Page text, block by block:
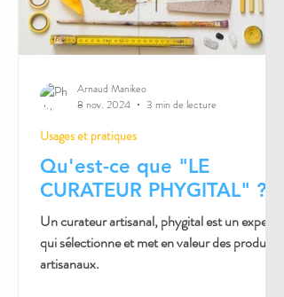
Qu'est-ce que "LE
CURATEUR PHYGITAL" ?
Un curateur artisanal, phygital est un expert
qui sélectionne et met en valeur des produits
artisanaux.
Usages et pratiques
Arnaud Manikeo
8 nov. 2024
3 min de lecture